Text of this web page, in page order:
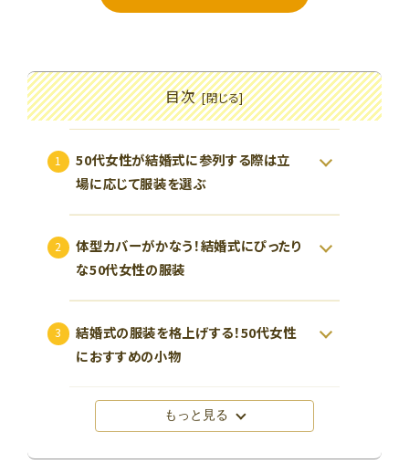
目次
50代女性が結婚式に参列する際は立
場に応じて服装を選ぶ
体型カバーがかなう！結婚式にぴったり
な50代女性の服装
結婚式の服装を格上げする！50代女性
におすすめの小物
もっと見る